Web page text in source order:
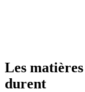
Les
durent